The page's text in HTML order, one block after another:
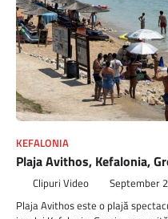
KEFALONIA
Plaja Avithos, Kefalonia,
Clipuri Video September
Plaja Avithos este o plajă